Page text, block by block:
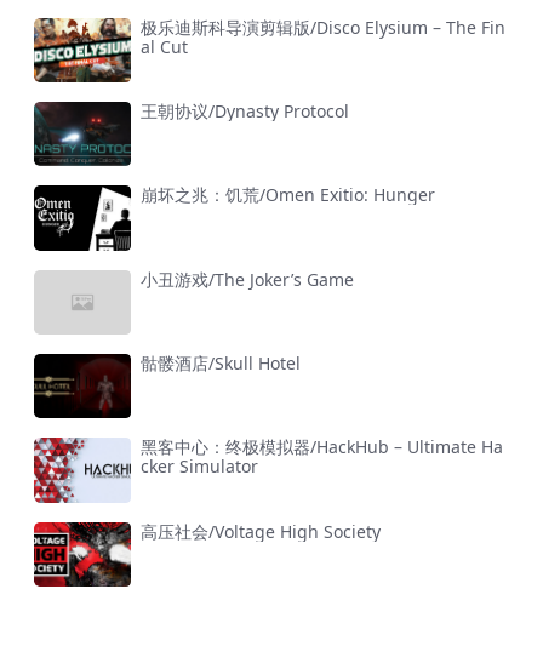
极乐迪斯科导演剪辑版/Disco Elysium – The Fin
al Cut
王朝协议/Dynasty Protocol
崩坏之兆：饥荒/Omen Exitio: Hunger
小丑游戏/The Joker’s Game
骷髅酒店/Skull Hotel
黑客中心：终极模拟器/HackHub – Ultimate Ha
cker Simulator
高压社会/Voltage High Society